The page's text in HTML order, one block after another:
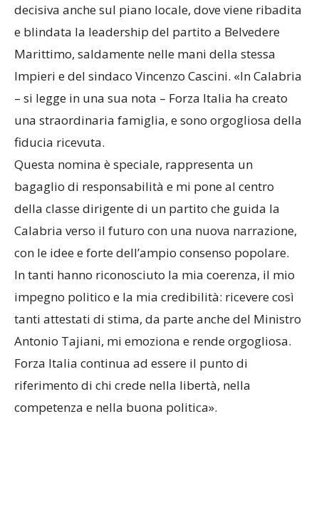
decisiva anche sul piano locale, dove viene ribadita
e blindata la leadership del partito a Belvedere
Marittimo, saldamente nelle mani della stessa
Impieri e del sindaco Vincenzo Cascini. «In Calabria
– si legge in una sua nota – Forza Italia ha creato
una straordinaria famiglia, e sono orgogliosa della
fiducia ricevuta.
Questa nomina è speciale, rappresenta un
bagaglio di responsabilità e mi pone al centro
della classe dirigente di un partito che guida la
Calabria verso il futuro con una nuova narrazione,
con le idee e forte dell’ampio consenso popolare.
In tanti hanno riconosciuto la mia coerenza, il mio
impegno politico e la mia credibilità: ricevere così
tanti attestati di stima, da parte anche del Ministro
Antonio Tajiani, mi emoziona e rende orgogliosa.
Forza Italia continua ad essere il punto di
riferimento di chi crede nella libertà, nella
competenza e nella buona politica».